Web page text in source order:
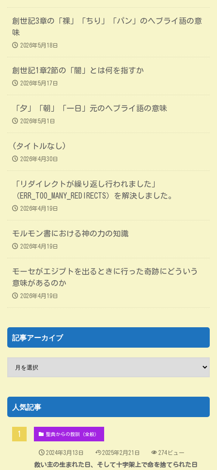
創世記3章の「裸」「ちり」「パン」のヘブライ語の意
味
2026年5月18日
創世記1章2節の「闇」とは何を指すか
2026年5月17日
「夕」「朝」「一日」元のヘブライ語の意味
2026年5月1日
(タイトルなし)
2026年4月30日
「リダイレクトが繰り返し行われました」
（ERR_TOO_MANY_REDIRECTS）を解決しました。
2026年4月19日
モルモン書における神の力の知識
2026年4月19日
モーセがエジプトを出るときに行った奇跡にどういう
意味があるのか
2026年4月19日
記事アーカイブ
人気記事
聖典からの教訓（全般）
2024年3月13日 2025年2月21日 274ビュー
救い主の生まれた日、そして十字架上で命を捨てられた日